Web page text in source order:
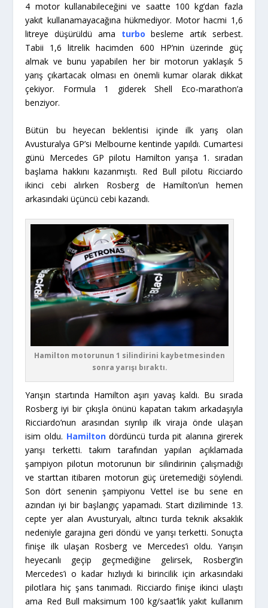
4 motor kullanabileceğini ve saatte 100 kg’dan fazla
yakıt kullanamayacağına hükmediyor. Motor hacmi 1,6
litreye düşürüldü ama turbo besleme artık serbest.
Tabii 1,6 litrelik hacimden 600 HP’nin üzerinde güç
almak ve bunu yapabilen her bir motorun yaklaşık 5
yarış çıkartacak olması en önemli kumar olarak dikkat
çekiyor. Formula 1 giderek Shell Eco-marathon’a
benziyor.
Bütün bu heyecan beklentisi içinde ilk yarış olan
Avusturalya GP’si Melbourne kentinde yapıldı. Cumartesi
günü Mercedes GP pilotu Hamilton yarışa 1. sıradan
başlama hakkını kazanmıştı. Red Bull pilotu Ricciardo
ikinci cebi alırken Rosberg de Hamilton’un hemen
arkasındaki üçüncü cebi kazandı.
Hamilton motorunun 1 silindirini kaybetmesinden
sonra yarışı bıraktı.
Yarışın startında Hamilton aşırı yavaş kaldı. Bu sırada
Rosberg iyi bir çıkışla önünü kapatan takım arkadaşıyla
Ricciardo’nun arasından sıyrılıp ilk viraja önde ulaşan
isim oldu. Hamiltondördüncü turda pit alanına girerek
yarışı terketti. takım tarafından yapılan açıklamada
şampiyon pilotun motorunun bir silindirinin çalışmadığı
ve starttan itibaren motorun güç üretemediği söylendi.
Son dört senenin şampiyonu Vettel ise bu sene en
azından iyi bir başlangıç yapamadı. Start diziliminde 13.
cepte yer alan Avusturyalı, altıncı turda teknik aksaklık
nedeniyle garajına geri döndü ve yarışı terketti. Sonuçta
finişe ilk ulaşan Rosberg ve Mercedes’i oldu. Yarışın
heyecanlı geçip geçmediğine gelirsek, Rosberg’in
Mercedes’i o kadar hızlıydı ki birincilik için arkasındaki
pilotlara hiç şans tanımadı. Ricciardo finişe ikinci ulaştı
ama Red Bull maksimum 100 kg/saat’lik yakıt kullanım